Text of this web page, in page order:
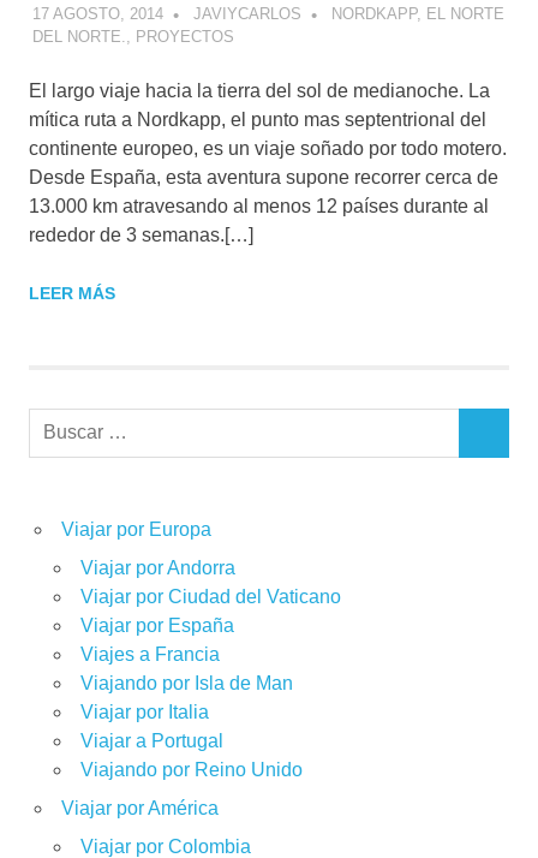
17 AGOSTO, 2014 JAVIYCARLOS
NORDKAPP, EL NORTE
DEL NORTE.
PROYECTOS
El largo viaje hacia la tierra del sol de medianoche. La
mítica ruta a Nordkapp, el punto mas septentrional del
continente europeo, es un viaje soñado por todo motero.
Desde España, esta aventura supone recorrer cerca de
13.000 km atravesando al menos 12 países durante al
rededor de 3 semanas.[…]
LEER MÁS
Buscar:
Viajar por Europa
Viajar por Andorra
Viajar por Ciudad del Vaticano
Viajar por España
Viajes a Francia
Viajando por Isla de Man
Viajar por Italia
Viajar a Portugal
Viajando por Reino Unido
Viajar por América
Viajar por Colombia